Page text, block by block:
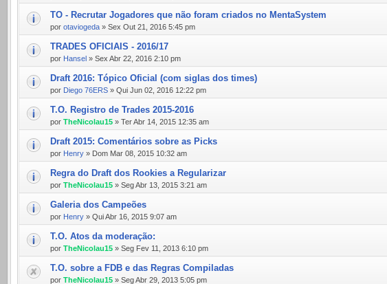
TO - Recrutar Jogadores que não foram criados no MentaSystem
por otaviogeda » Sex Out 21, 2016 5:45 pm
TRADES OFICIAIS - 2016/17
por Hansel » Sex Abr 22, 2016 2:10 pm
Draft 2016: Tópico Oficial (com siglas dos times)
por Diego 76ERS » Qui Jun 02, 2016 12:22 pm
T.O. Registro de Trades 2015-2016
por TheNicolau15 » Ter Abr 14, 2015 12:35 am
Draft 2015: Comentários sobre as Picks
por Henry » Dom Mar 08, 2015 10:32 am
Regra do Draft dos Rookies a Regularizar
por TheNicolau15 » Seg Abr 13, 2015 3:21 am
Galeria dos Campeões
por Henry » Qui Abr 16, 2015 9:07 am
T.O. Atos da moderação:
por TheNicolau15 » Seg Fev 11, 2013 6:10 pm
T.O. sobre a FDB e das Regras Compiladas
por TheNicolau15 » Seg Abr 29, 2013 5:05 pm